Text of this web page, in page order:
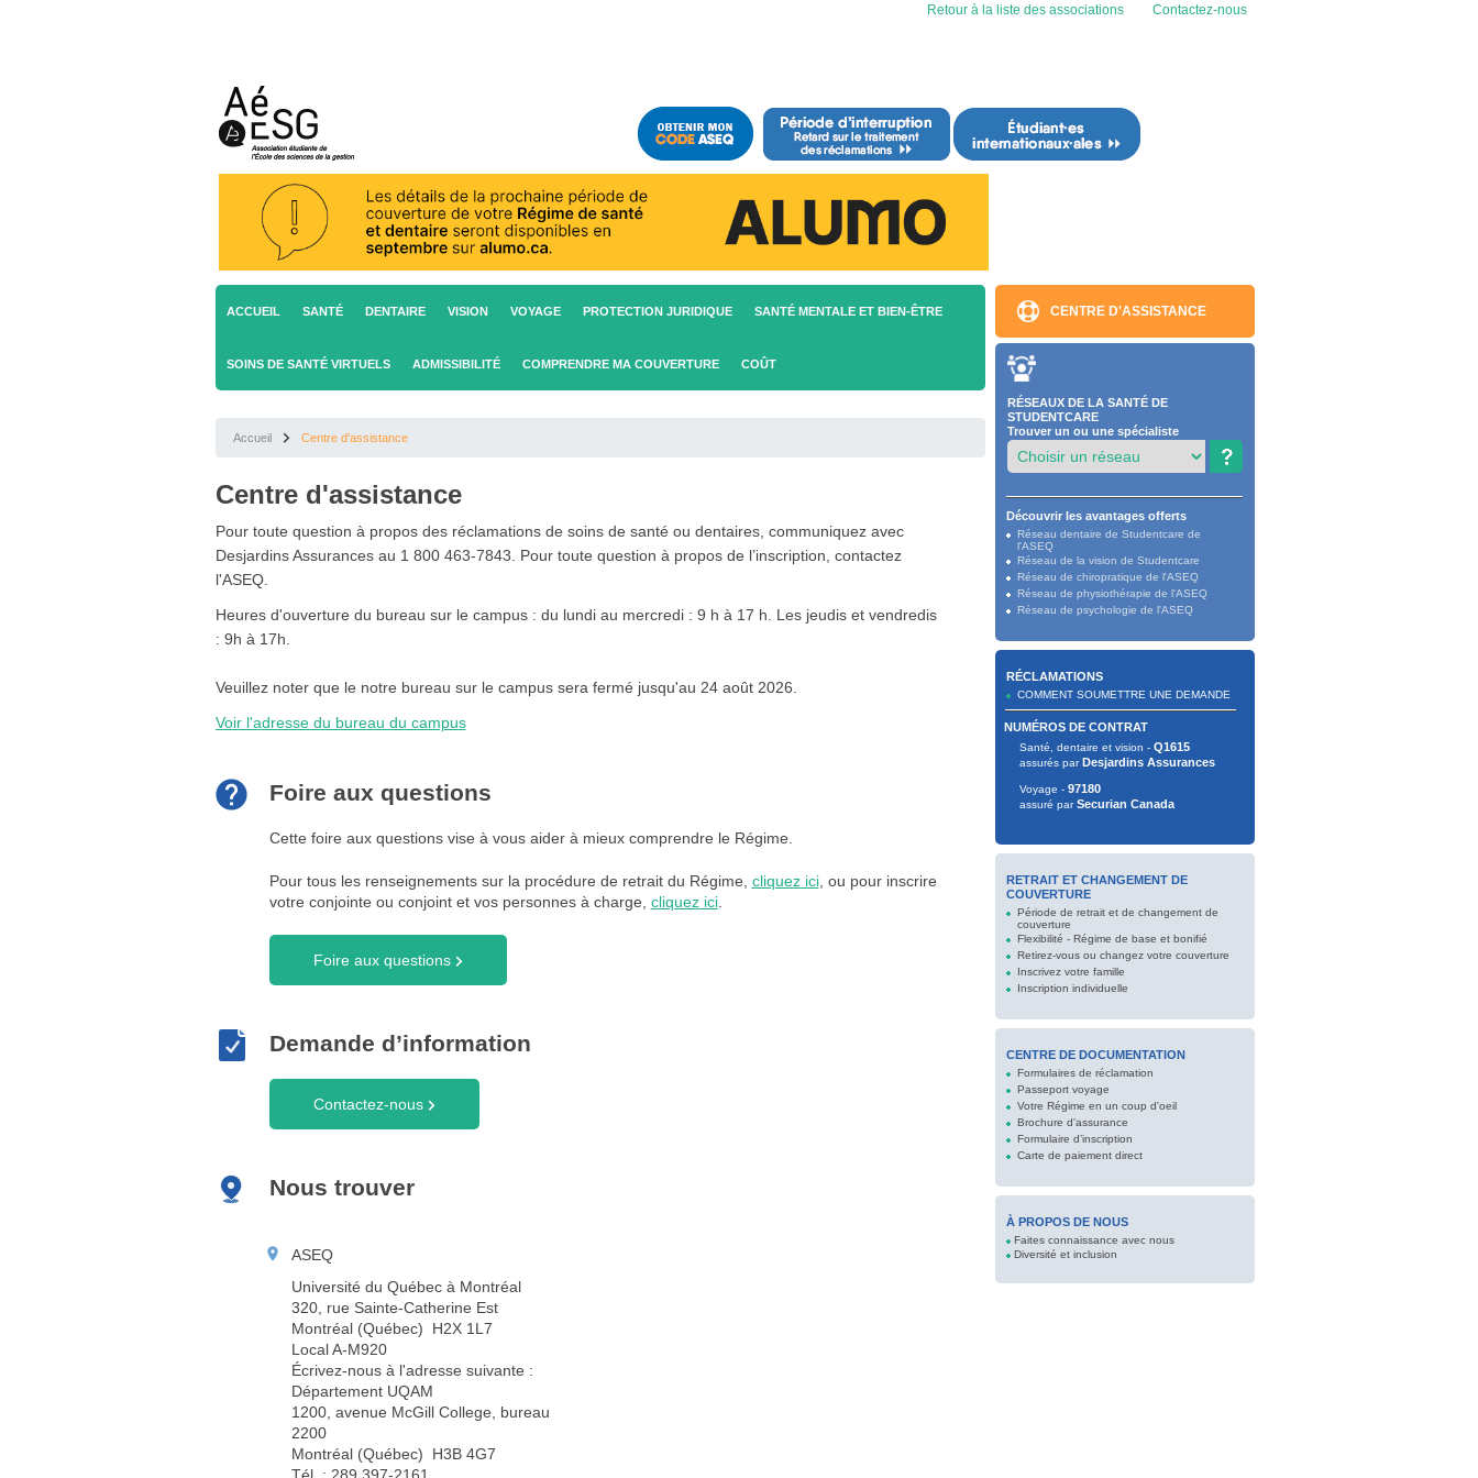
Retour à la liste des associations Contactez-nous
ACCUEIL SANTÉ DENTAIRE VISION VOYAGE PROTECTION JURIDIQUE SANTÉ MENTALE ET BIEN-ÊTRE
SOINS DE SANTÉ VIRTUELS ADMISSIBILITÉ COMPRENDRE MA COUVERTURE COÛT
Accueil Centre d'assistance
Centre d'assistance
Pour toute question à propos des réclamations de soins de santé ou dentaires, communiquez avec
Desjardins Assurances au 1 800 463-7843. Pour toute question à propos de l’inscription, contactez
l'ASEQ.
Heures d'ouverture du bureau sur le campus : du lundi au mercredi : 9 h à 17 h. Les jeudis et vendredis
: 9h à 17h.
Veuillez noter que le notre bureau sur le campus sera fermé jusqu'au 24 août 2026.
Voir l'adresse du bureau du campus
Foire aux questions
Cette foire aux questions vise à vous aider à mieux comprendre le Régime.
Pour tous les renseignements sur la procédure de retrait du Régime, cliquez ici, ou pour inscrire
votre conjointe ou conjoint et vos personnes à charge, cliquez ici.
Foire aux questions
Demande d’information
Contactez-nous
Nous trouver
ASEQ
Université du Québec à Montréal
320, rue Sainte-Catherine Est
Montréal (Québec) H2X 1L7
Local A-M920
Écrivez-nous à l'adresse suivante :
Département UQAM
1200, avenue McGill College, bureau
2200
Montréal (Québec) H3B 4G7
CENTRE D'ASSISTANCE
RÉSEAUX DE LA SANTÉ DE
STUDENTCARE
Trouver un ou une spécialiste
Découvrir les avantages offerts
Réseau dentaire de Studentcare de
l'ASEQ
Réseau de la vision de Studentcare
Réseau de chiropratique de l'ASEQ
Réseau de physiothérapie de l'ASEQ
Réseau de psychologie de l'ASEQ
RÉCLAMATIONS
COMMENT SOUMETTRE UNE DEMANDE
NUMÉROS DE CONTRAT
Santé, dentaire et vision - Q1615
assurés parDesjardins Assurances
Voyage - 97180
assuré parSecurian Canada
RETRAIT ET CHANGEMENT DE
COUVERTURE
Période de retrait et de changement de
couverture
Flexibilité - Régime de base et bonifié
Retirez-vous ou changez votre couverture
Inscrivez votre famille
Inscription individuelle
CENTRE DE DOCUMENTATION
Formulaires de réclamation
Passeport voyage
Votre Régime en un coup d'oeil
Brochure d'assurance
Formulaire d’inscription
Carte de paiement direct
À PROPOS DE NOUS
Faites connaissance avec nous
Diversité et inclusion